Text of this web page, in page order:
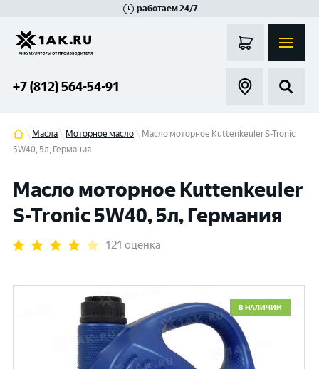
работаем 24/7
+7 (812) 564-54-91
Масла Моторное масло
Масло моторное Kuttenkeuler S-Tronic
5W40, 5л, Германия
Масло моторное Kuttenkeuler
S-Tronic 5W40, 5л, Германия
121 оценка
В НАЛИЧИИ
Гатчина